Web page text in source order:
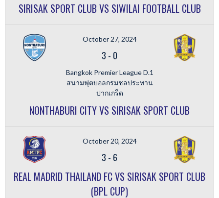
SIRISAK SPORT CLUB VS SIWILAI FOOTBALL CLUB
October 27, 2024
3 - 0
Bangkok Premier League D.1
สนามฟุตบอลกรมชลประทาน
ปากเกร็ด
NONTHABURI CITY VS SIRISAK SPORT CLUB
October 20, 2024
3 - 6
REAL MADRID THAILAND FC VS SIRISAK SPORT CLUB
(BPL CUP)